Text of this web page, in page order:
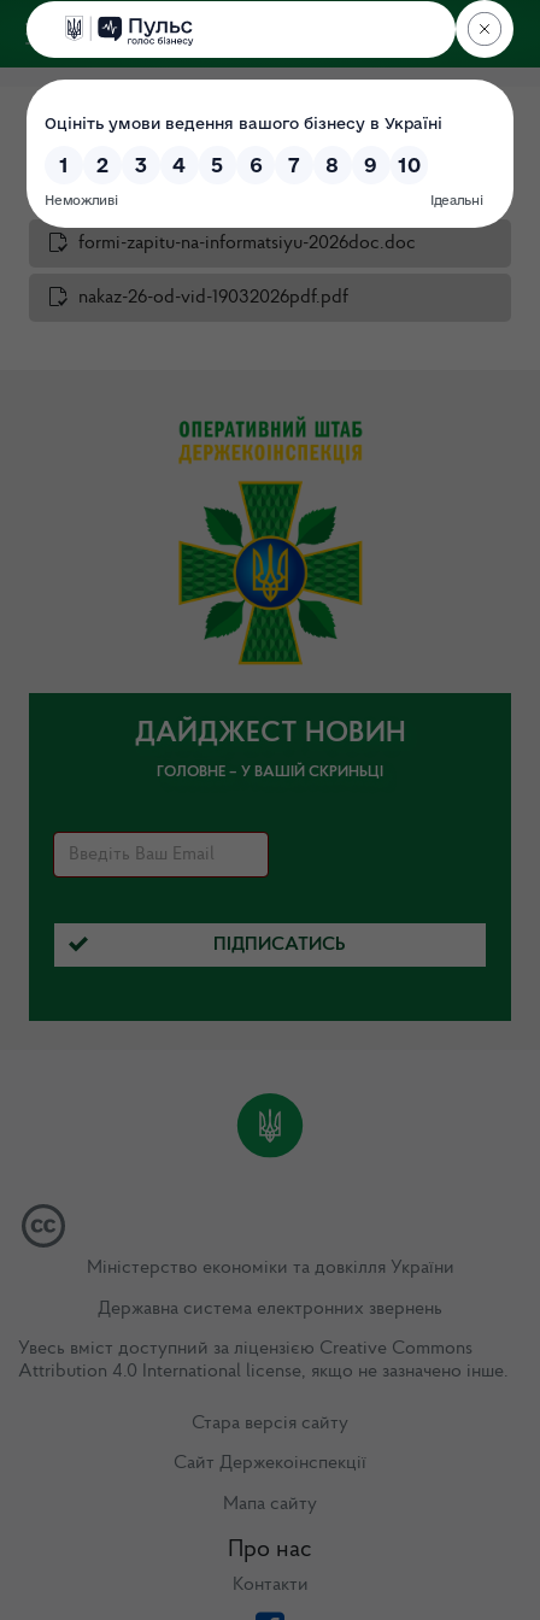
ДЕРЖЕКОІНСПЕКЦІЯ
у Сумській області
Форма запиту
formi-zapitu-na-informatsiyu-2026doc.doc
nakaz-26-od-vid-19032026pdf.pdf
ДАЙДЖЕСТ НОВИН
ГОЛОВНЕ – У ВАШІЙ СКРИНЬЦІ
ПІДПИСАТИСЬ
Міністерство економіки та довкілля України
Державна система електронних звернень
Увесь вміст доступний за ліцензією Creative Commons
Attribution 4.0 International license, якщо не зазначено інше.
Стара версія сайту
Сайт Держекоінспекції
Мапа сайту
Про нас
Контакти